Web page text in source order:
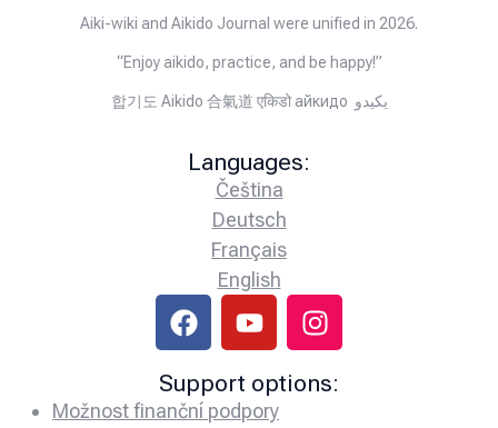
Aiki-wiki and Aikido Journal were unified in 2026.
“Enjoy aikido, practice, and be happy!”
합기도 Aikido 合氣道 एकिडो айкидо يكيدو
Languages:
Čeština
Deutsch
Français
English
Support options:
Možnost finanční podpory